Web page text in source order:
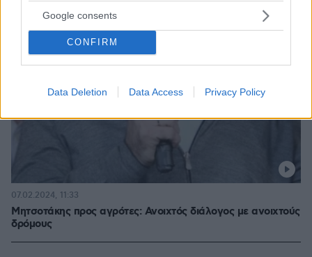
Google consents
CONFIRM
Data Deletion Data Access Privacy Policy
Μητσοτάκης προς αγρότες: Ανοιχτός διάλογος με ανοιχτούς
δρόμους
07.02.2024, 11:33